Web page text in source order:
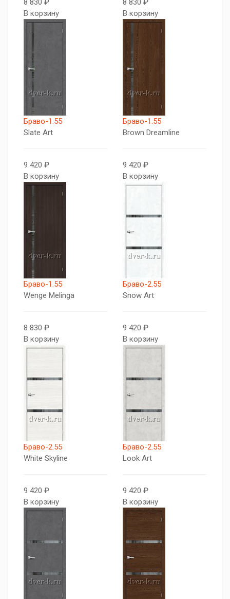
8 830 ₽
В корзину
8 830 ₽
В корзину
Браво-1.55
Slate Art
9 420 ₽
В корзину
Браво-1.55
Brown Dreamline
9 420 ₽
В корзину
Браво-1.55
Wenge Melinga
8 830 ₽
В корзину
Браво-2.55
Snow Art
9 420 ₽
В корзину
Браво-2.55
White Skyline
9 420 ₽
В корзину
Браво-2.55
Look Art
9 420 ₽
В корзину